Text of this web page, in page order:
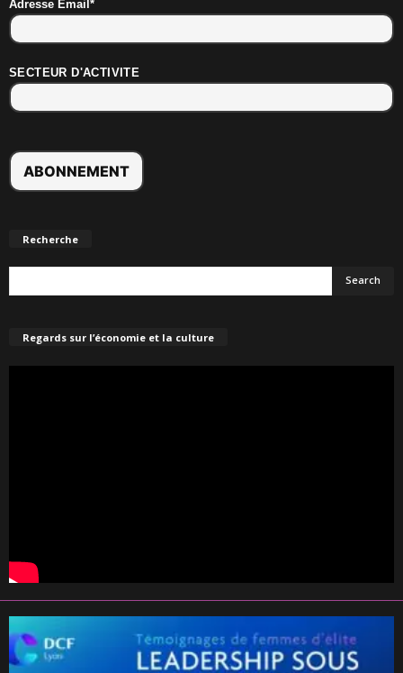
Adresse Email*
SECTEUR D'ACTIVITE
Recherche
Regards sur l’économie et la culture